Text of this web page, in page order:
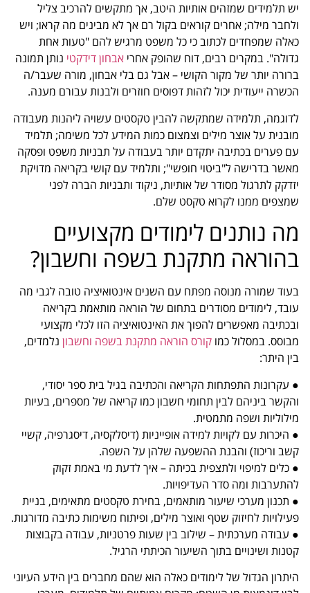
יש תלמידים שמזהים אותיות היטב, אך מתקשים להרכיב צליל
ולחבר מילה; אחרים קוראים בקול רם אך לא מבינים מה קראו; ויש
כאלה שמפחדים לכתוב כי כל משפט מרגיש להם "טעות אחת
גדולה". במקרים רבים, דוח שהופק אחרי אבחון דידקטי נותן תמונה
ברורה יותר של מקור הקושי – אבל גם בלי אבחון, מורה שעבר/ה
הכשרה ייעודית יכול לזהות דפוסים חוזרים ולבנות עבורם מענה.
לדוגמה, תלמידה שמתקשה להבין טקסטים עשויה ליהנות מעבודה
מובנית על אוצר מילים וצמצום כמות המידע לכל משימה; תלמיד
עם פערים בכתיבה יתקדם יותר בעבודה על תבניות משפט ופסקה
מאשר בדרישה ל"ביטוי חופשי"; ותלמיד עם קושי בקריאה מדויקת
יזדקק לתרגול מסודר של אותיות, ניקוד ותבניות הברה לפני
שמצפים ממנו לקרוא טקסט שלם.
מה נותנים לימודים מקצועיים
בהוראה מתקנת בשפה וחשבון?
בעוד שמורה מנוסה מפתח עם השנים אינטואיציה טובה לגבי מה
עובד, לימודים מסודרים בתחום של הוראה מותאמת בקריאה
ובכתיבה מאפשרים להפוך את האינטואיציה הזו לכלי מקצועי
מבוסס. במסלול כמו קורס הוראה מתקנת בשפה וחשבון נלמדים,
בין היתר:
● עקרונות התפתחות הקריאה והכתיבה בגיל בית ספר יסודי,
והקשר ביניהם לבין תחומי חשבון כמו קריאה של מספרים, בעיות
מילוליות ושפה מתמטית.
● היכרות עם לקויות למידה אופייניות (דיסלקסיה, דיסגרפיה, קשיי
קשב וריכוז) והבנת ההשפעה שלהן על השפה.
● כלים למיפוי ולתצפית בכיתה – איך לדעת מי באמת זקוק
להתערבות ומה סדר העדיפויות.
● תכנון מערכי שיעור מותאמים, בחירת טקסטים מתאימים, בניית
פעילויות לחיזוק שטף ואוצר מילים, ופיתוח משימות כתיבה מדורגות.
● עבודה מערכתית – שילוב בין שעות פרטניות, עבודה בקבוצות
קטנות ושינויים בתוך השיעור הכיתתי הרגיל.
היתרון הגדול של לימודים כאלה הוא שהם מחברים בין הידע העיוני